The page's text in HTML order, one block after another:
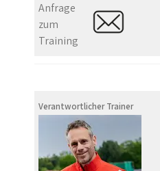
Anfrage
zum
Training
Verantwortlicher Trainer